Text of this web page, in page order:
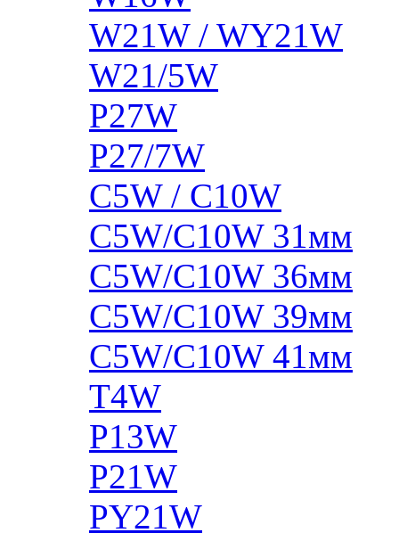
W21W / WY21W
W21/5W
P27W
P27/7W
C5W / C10W
C5W/C10W 31мм
C5W/C10W 36мм
C5W/C10W 39мм
C5W/C10W 41мм
T4W
P13W
P21W
PY21W